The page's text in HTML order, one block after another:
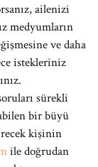
ailenizi
medyumların
ve daha
istekleriniz
sürekli
bir büyü
kişinin
ile doğrudan